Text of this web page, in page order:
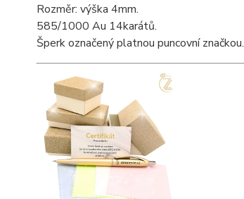
Rozměr: výška 4mm.
585/1000 Au 14karátů.
Šperk označený platnou puncovní značkou.